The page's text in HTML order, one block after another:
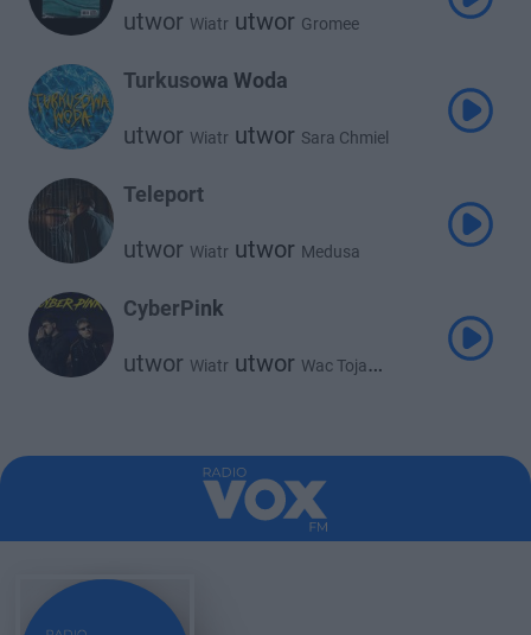
utwor Wiatr utwor Gromee
Turkusowa Woda
utwor Wiatr utwor Sara Chmiel
Teleport
utwor Wiatr utwor Medusa
CyberPink
utwor Wiatr utwor Wac Toja